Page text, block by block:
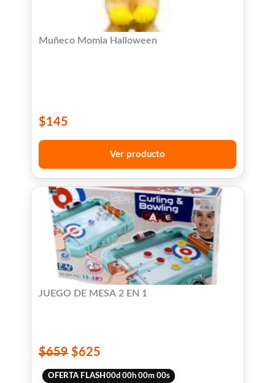
Muñeco Momia Halloween
$145
Ver producto
JUEGO DE MESA 2 EN 1
$659 $625
OFERTA FLASH 00d 00h 00m 00s